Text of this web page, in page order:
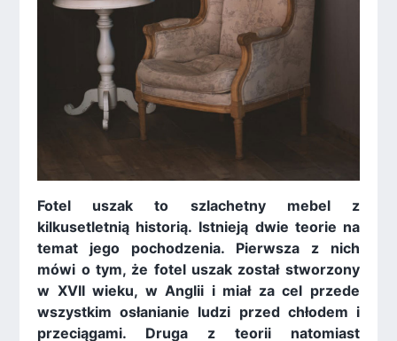
Fotel uszak to szlachetny mebel z
kilkusetletnią historią. Istnieją dwie teorie na
temat jego pochodzenia. Pierwsza z nich
mówi o tym, że fotel uszak został stworzony
w XVII wieku, w Anglii i miał za cel przede
wszystkim osłanianie ludzi przed chłodem i
przeciągami. Druga z teorii natomiast